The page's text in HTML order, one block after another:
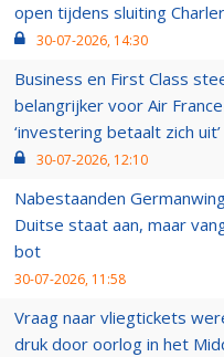
open tijdens sluiting
30-07-2026, 14:30
Business en First Class
belangrijker voor Air
‘investering betaalt zich uit’
30-07-2026, 12:10
Nabestaanden
Duitse staat aan, maar
bot
30-07-2026, 11:58
Vraag naar vliegtickets
druk door oorlog in het